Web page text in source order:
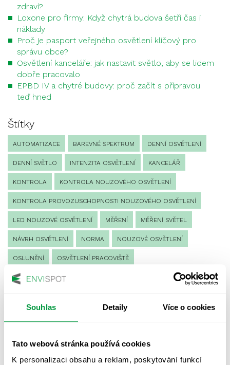
Souhlas Detaily Více o cookies
Tato webová stránka používá cookies
K personalizaci obsahu a reklam, poskytování funkcí
zdraví?
Loxone pro firmy: Když chytrá budova šetří čas i
náklady
Proč je pasport veřejného osvětlení klíčový pro
správu obce?
Osvětlení kanceláře: jak nastavit světlo, aby se lidem
dobře pracovalo
EPBD IV a chytré budovy: proč začít s přípravou
teď hned
Štítky
AUTOMATIZACE BAREVNÉ SPEKTRUM DENNÍ OSVĚTLENÍ
DENNÍ SVĚTLO INTENZITA OSVĚTLENÍ KANCELÁŘ
KONTROLA KONTROLA NOUZOVÉHO OSVĚTLENÍ
KONTROLA PROVOZUSCHOPNOSTI NOUZOVÉHO OSVĚTLENÍ
LED NOUZOVÉ OSVĚTLENÍ MĚŘENÍ MĚŘENÍ SVĚTEL
NÁVRH OSVĚTLENÍ NORMA NOUZOVÉ OSVĚTLENÍ
OSLUNĚNÍ OSVĚTLENÍ PRACOVIŠTĚ
OSVĚTLENÍ PŘECHODŮ PRO CHODCE